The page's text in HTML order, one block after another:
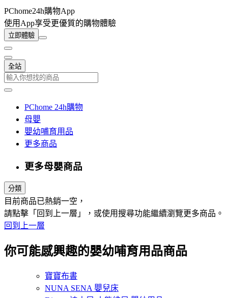
PChome24h購物App
使用App享受更優質的購物體驗
立即體驗
全站
PChome 24h購物
母嬰
嬰幼哺育用品
更多商品
更多母嬰商品
分類
目前商品已熱銷一空，
請點擊「回到上一層」，或使用搜尋功能繼續瀏覽更多商品。
回到上一層
你可能感興趣的嬰幼哺育用品商品
寶寶布書
NUNA SENA 嬰兒床